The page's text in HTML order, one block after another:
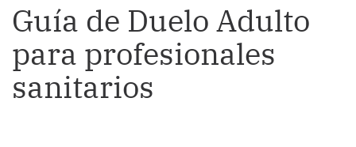
Guía de Duelo Adulto
para profesionales
sanitarios